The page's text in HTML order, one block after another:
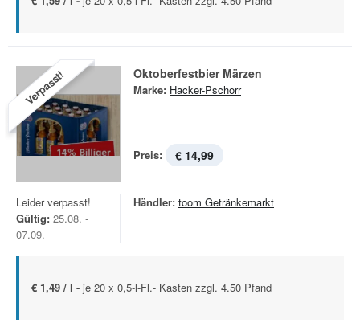
Verpasst! Oktoberfestbier Märzen
Marke: Hacker-Pschorr
Preis: € 14,99
Leider verpasst!
Gültig: 25.08. -
07.09.
Händler: toom Getränkemarkt
€ 1,49 / l - je 20 x 0,5-l-Fl.- Kasten zzgl. 4.50 Pfand